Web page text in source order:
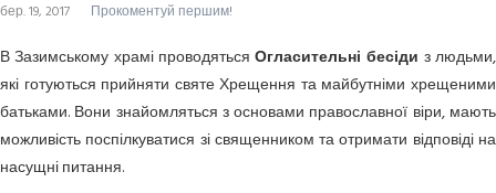
бер. 19, 2017 Прокоментуй першим!
В Зазимському храмі проводятьсяОгласительні бесіди з людьми,
які готуються прийняти святе Хрещення та майбутніми хрещеними
батьками. Вони знайомляться з основами православної віри, мають
можливість поспілкуватися зі священником та отримати відповіді на
насущні питання.